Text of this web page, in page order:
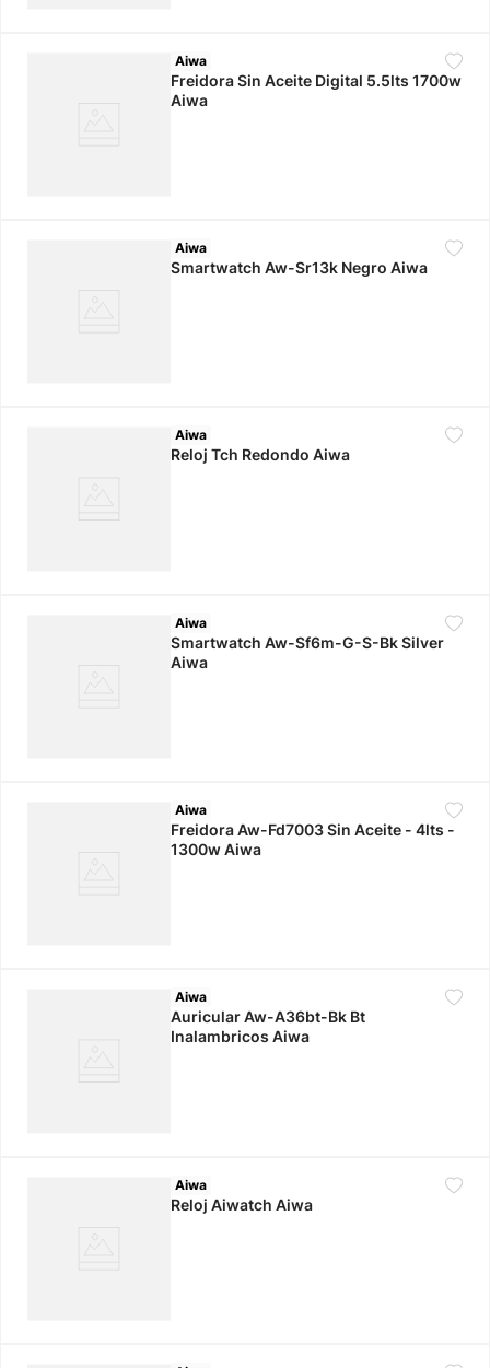
Aiwa
Freidora Sin Aceite Digital 5.5lts 1700w
Aiwa
Aiwa
Smartwatch Aw-Sr13k Negro Aiwa
Aiwa
Reloj Tch Redondo Aiwa
Aiwa
Smartwatch Aw-Sf6m-G-S-Bk Silver
Aiwa
Aiwa
Freidora Aw-Fd7003 Sin Aceite - 4lts -
1300w Aiwa
Aiwa
Auricular Aw-A36bt-Bk Bt
Inalambricos Aiwa
Aiwa
Reloj Aiwatch Aiwa